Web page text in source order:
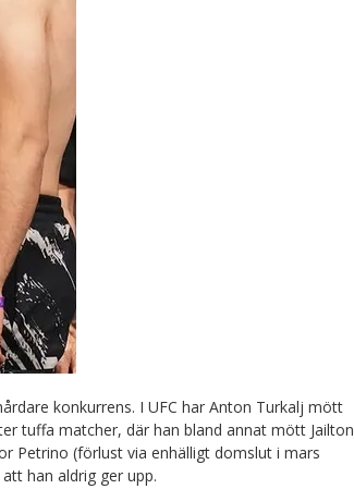
konkurrens. I UFC har Anton Turkalj mött
tuffa matcher, där han bland annat mött Jailton
Petrino (förlust via enhälligt domslut i mars
han aldrig ger upp.